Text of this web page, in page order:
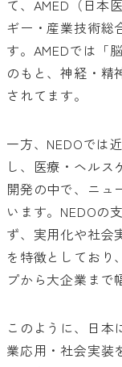
て、AMED（日本
ギー・産業技術総
す。AMEDでは「
のもと、神経・精
されてます。
一方、NEDOでは
し、医療・ヘルス
開発の中で、ニュ
います。NEDOの
ず、実用化や社会
を特徴としており
プから大企業まで
このように、日本
業応用・社会実装